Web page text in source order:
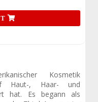
Kosmetik
Haut-, Haar- und
hat. Es begann als